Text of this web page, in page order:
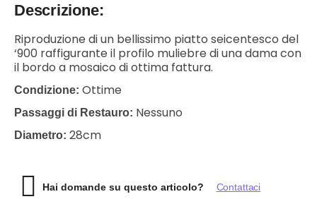
Descrizione:
Riproduzione di un bellissimo piatto seicentesco del
‘900 raffigurante il profilo muliebre di una dama con
il bordo a mosaico di ottima fattura.
Condizione: Ottime
Passaggi di Restauro: Nessuno
Diametro: 28cm
Hai domande su questo articolo? Contattaci